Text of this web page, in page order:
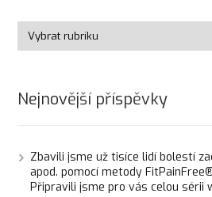
Nejnovější příspěvky
Zbavili jsme už tisíce lidí bolestí
apod. pomocí metody
Připravili jsme pro vás celou sérii